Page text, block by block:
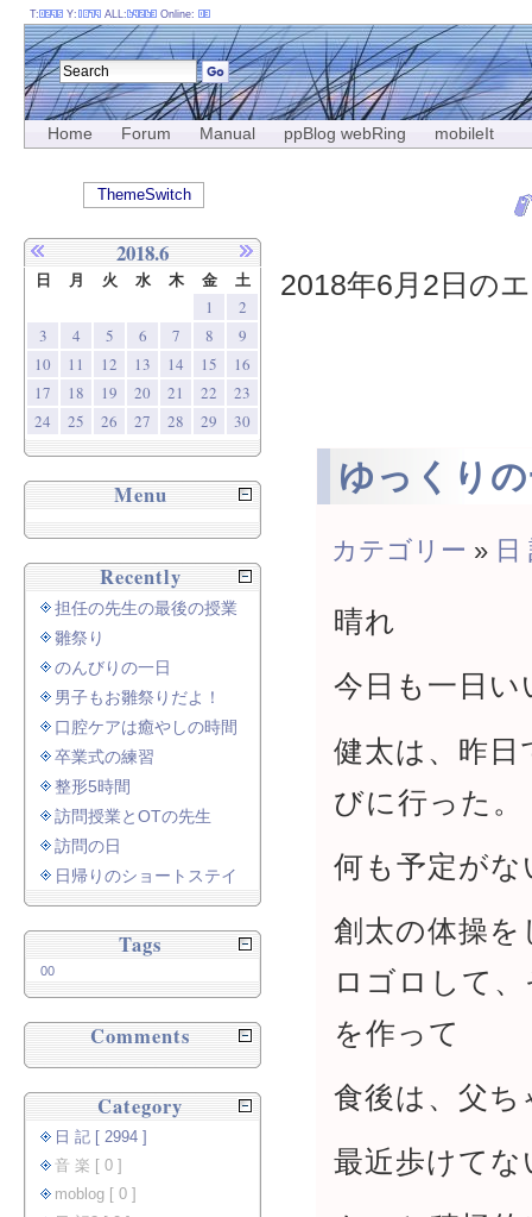
Home Forum Manual ppBlog webRing mobileIt
2018年6月2日の
ゆっくり
カテゴリー » 日
晴れ
今日も一日い
健太は、昨
びに行った。
何も予定が
創太の体操
ロゴロして
を作って
食後は、父
最近歩けて
T: Y: ALL: Online:
ThemeSwitch
2018.6
日 月 火 水 木 金 土
1
2
3
4 5 6 7 8
9
10
11 12 13 14 15
16
17
18 19 20 21 22
23
24
25 26 27 28 29 30
Menu
Recently
担任の先生の最後の授業
雛祭り
のんびりの一日
男子もお雛祭りだよ！
口腔ケアは癒やしの時間
卒業式の練習
整形5時間
訪問授業とOTの先生
訪問の日
日帰りのショートステイ
Tags
00
Comments
Category
日 記 [ 2994 ]
音 楽 [ 0 ]
moblog [ 0 ]